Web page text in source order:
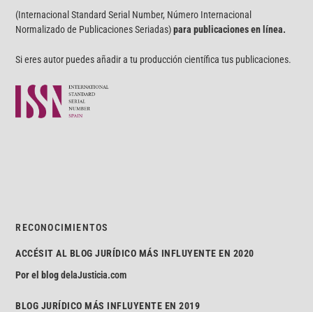
(Internacional Standard Serial Number, Número Internacional
Normalizado de Publicaciones Seriadas)para publicaciones en línea.
Si eres autor puedes añadir a tu producción científica tus publicaciones.
RECONOCIMIENTOS
ACCÉSIT AL BLOG JURÍDICO MÁS INFLUYENTE EN 2020
Por el blogdelaJusticia.com
BLOG JURÍDICO MÁS INFLUYENTE EN 2019